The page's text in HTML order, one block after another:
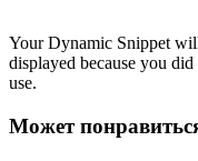
Your Dynamic Snippet
displayed because you
use.
Может